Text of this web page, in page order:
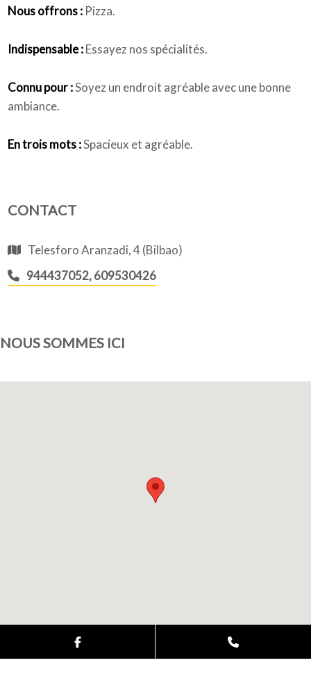
Nous offrons : Pizza.
Indispensable :Essayez nos spécialités.
Connu pour :Soyez un endroit agréable avec une bonne
ambiance.
En trois mots :Spacieux et agréable.
CONTACT
Telesforo Aranzadi, 4 (Bilbao)
944437052, 609530426
NOUS SOMMES ICI